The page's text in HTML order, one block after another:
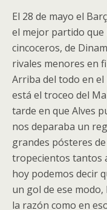
El 28 de mayo el
el mejor partido que
cincoceros, de
rivales menores en
Arriba del todo en
está el troceo del
tarde en que Alves
nos deparaba un
grandes pósteres
tropecientos tantos
hoy podemos decir
un gol de ese
la razón como en